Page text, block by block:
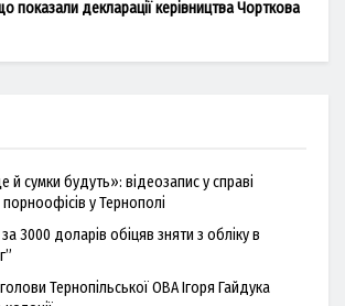
показали декларації керівництва Чорткова
сумки будуть»: відеозапис у справі
у Тернополі
3000 доларів обіцяв зняти з обліку в
Тернопільської ОВА Ігоря Гайдука